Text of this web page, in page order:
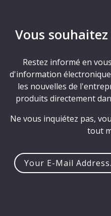
Vous
Restez informé en
d'information
les nouvelles de
produits directement
Ne vous inquiétez pas,
tout